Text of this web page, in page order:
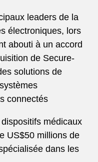
leaders de la
électroniques, lors
abouti à un accord
de Secure-
solutions de
connectés
médicaux
US$50 millions de
dans les